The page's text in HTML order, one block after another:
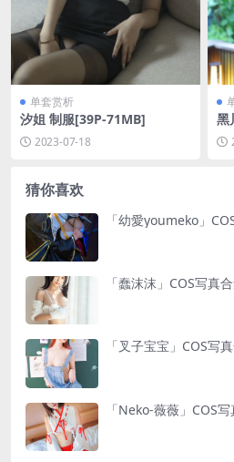
单套赏析
汐姐 制服[39P-71MB]
2023-07-18
黑
猜你喜欢
「幼愛youmeko」
「蠢沫沫」COS写真
「叉子宝宝」COS写
「Neko-薇薇」COS